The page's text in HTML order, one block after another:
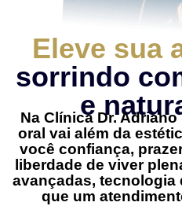
Eleve sua
sorrindo
e
Na Clínica Dr.
oral vai além da
você confiança,
liberdade de viver
avançadas, tecnologia
que um